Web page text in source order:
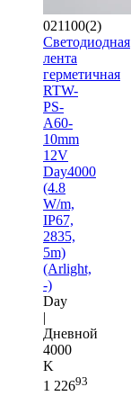
021100(2)
Светодиодная
лента
герметичная
RTW-
PS-
A60-
10mm
12V
Day4000
(4.8
W/m,
IP67,
2835,
5m)
(Arlight,
-)
Day
|
Дневной
4000
K
1 22693